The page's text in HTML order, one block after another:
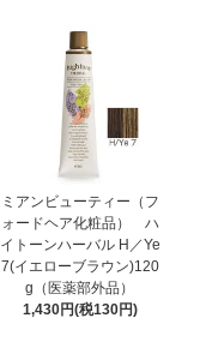
ミアンビューティー（フ
ォードヘア化粧品） ハ
イトーンハーバル H／Ye
7(イエローブラウン)120
g（医薬部外品）
1,430円(税130円)